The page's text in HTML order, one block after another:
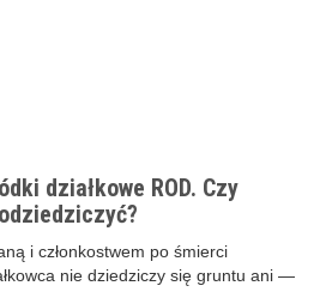
działkowe ROD. Czy
i członkostwem po śmierci
nie dziedziczy się gruntu ani —